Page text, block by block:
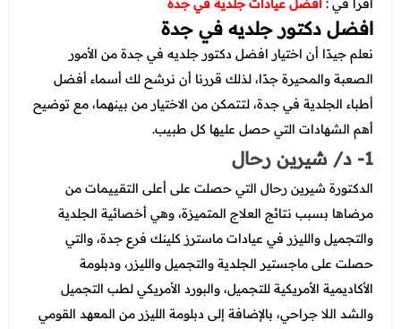
افضل دكتور جلديه في جدة
نعلم جيدًا أن اختيار افضل دكتور جلديه في جدة من الأمور
الصعبة والمحيرة جدًا، لذلك قررنا أن نرشح لك أسماء أفضل
أطباء الجلدية في جدة، لتتمكن من الاختيار من بينهما، مع توضيح
أهم الشهادات التي حصل عليها كل طبيب.
1- د/ شيرين رحال
الدكتورة شيرين رحال التي حصلت على أعلى التقييمات من
مرضاها بسبب نتائج العلاج المتميزة، وهي أخصائية الجلدية
والتجميل والليزر في عيادات ماسترز كلينك فرع جدة، والتي
حصلت على ماجستير الجلدية والتجميل والليزر، ودبلومة
الأكاديمية الأمريكية للتجميل، والبورد الأمريكي لطب التجميل
والشد اللا جراحي، بالإضافة إلى دبلومة الليزر من المعهد القومي